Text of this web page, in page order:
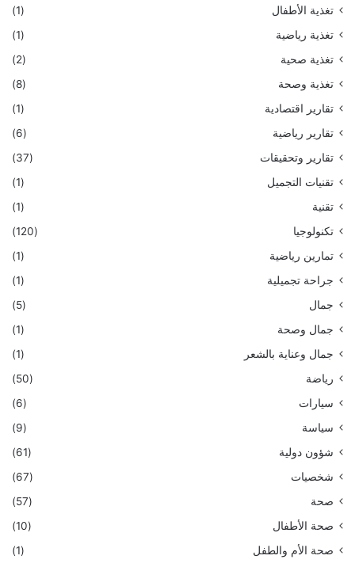
تغذية الأطفال
(1)
تغذية رياضية
(1)
تغذية صحية
(2)
تغذية وصحة
(8)
تقارير اقتصادية
(1)
تقارير رياضية
(6)
تقارير وتحقيقات
(37)
تقنيات التجميل
(1)
تقنية
(1)
تكنولوجيا
(120)
تمارين رياضية
(1)
جراحة تجميلية
(1)
جمال
(5)
جمال وصحة
(1)
جمال وعناية بالشعر
(1)
رياضة
(50)
سيارات
(6)
سياسة
(9)
شؤون دولية
(61)
شخصيات
(67)
صحة
(57)
صحة الأطفال
(10)
صحة الأم والطفل
(1)